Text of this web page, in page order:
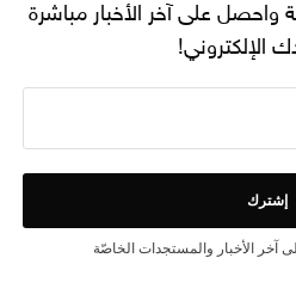
واحصل على آخر الأخبار مباشرة
الإلكتروني!
إشترك
الأخبار والمستجدات الخاصّة